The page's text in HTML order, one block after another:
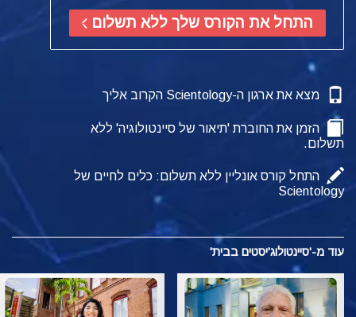
התחל את הקורס שלך ללא תשלום
מצא את ארגון ה-Scientology הקרוב אליך
הזמן את החוברת 'תיאור של סיינטולוגיה' ללא
תשלום.
התחל קורס אונליין ללא תשלום: כלים לחיים של
Scientology
עוד מ-'סיינטולוג'יסטים בבית'